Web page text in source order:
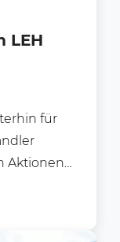
LEH
für
Aktionen